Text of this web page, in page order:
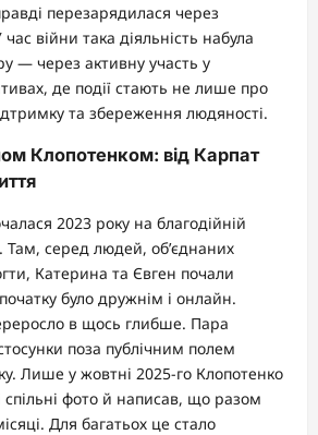
перезарядилася через
війни така діяльність набула
— через активну участь у
де події стають не лише про
та збереження людяності.
Клопотенком: від Карпат
2023 року на благодійній
Там, серед людей, об’єднаних
Катерина та Євген почали
було дружнім і онлайн.
в щось глибше. Пара
поза публічним полем
Лише у жовтні 2025-го Клопотенко
спільні фото й написав, що разом
Для багатьох це стало